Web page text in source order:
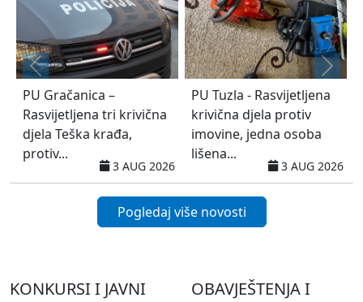
–
tri krivična
krađa,
3 AUG 2026
PU Tuzla - Rasvijetljena
krivična djela protiv
imovine, jedna osoba
lišena...
3 AUG 2026
Obavijest
kontrola
bicikala i
romobila